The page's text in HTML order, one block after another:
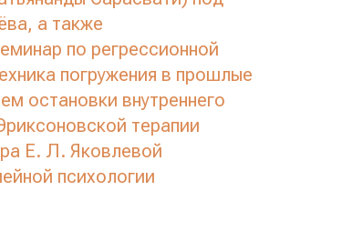
а также
по регрессионной
погружения в прошлые
остановки внутреннего
терапии
Е. Л. Яковлевой
психологии